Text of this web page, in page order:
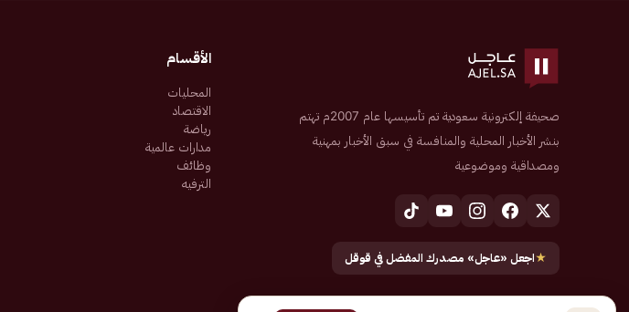
صحيفة إلكترونية سعودية تم تأسيسها عام 2007م تهتم
بنشر الأخبار المحلية والمنافسة في سبق الأخبار بمهنية
ومصداقية وموضوعية
★اجعل «عاجل» مصدرك المفضل في قوقل
الأقسام
المحليات
الاقتصاد
رياضة
مدارات عالمية
وظائف
الترفيه